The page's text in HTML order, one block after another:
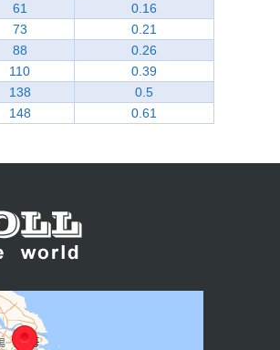
61
0.16
73
0.21
88
0.26
110
0.39
138
0.5
148 0.61